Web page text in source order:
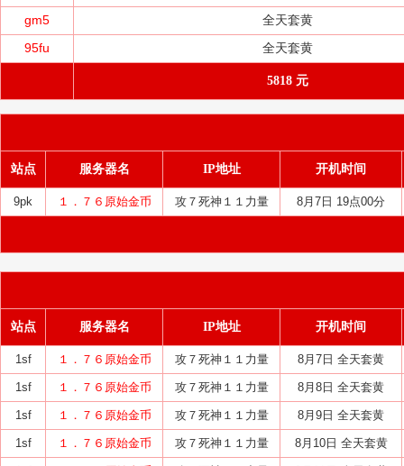
gm5
全天套黄
95fu
全天套黄
5818 元
站点 服务器名 IP地址 开机时间
9pk １．７６原始金币 攻７死神１１力量 8月7日 19点00分
站点 服务器名 IP地址 开机时间
1sf １．７６原始金币 攻７死神１１力量 8月7日 全天套黄
1sf １．７６原始金币 攻７死神１１力量 8月8日 全天套黄
1sf １．７６原始金币 攻７死神１１力量 8月9日 全天套黄
1sf １．７６原始金币 攻７死神１１力量 8月10日 全天套黄